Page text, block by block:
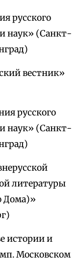
русского
наук» (Санкт-
вестник»
русского
наук» (Санкт-
литературы
Дома)»
истории и
Московском